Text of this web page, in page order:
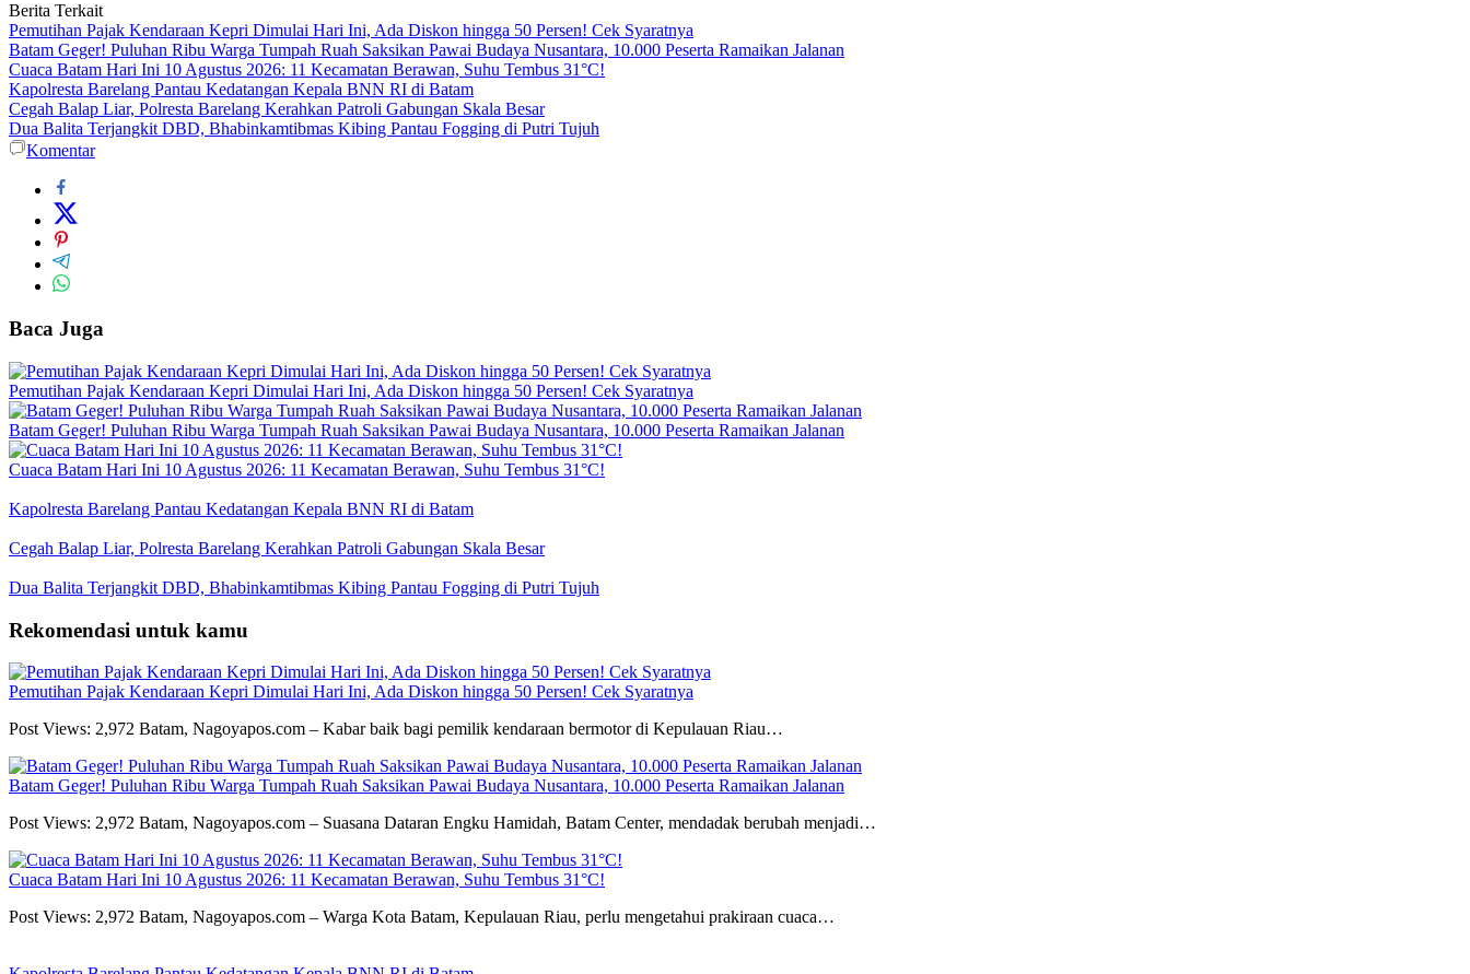
Berita Terkait
Pemutihan Pajak Kendaraan Kepri Dimulai Hari Ini, Ada Diskon hingga 50 Persen! Cek Syaratnya
Batam Geger! Puluhan Ribu Warga Tumpah Ruah Saksikan Pawai Budaya Nusantara, 10.000 Peserta Ramaikan Jalanan
Cuaca Batam Hari Ini 10 Agustus 2026: 11 Kecamatan Berawan, Suhu Tembus 31°C!
Kapolresta Barelang Pantau Kedatangan Kepala BNN RI di Batam
Cegah Balap Liar, Polresta Barelang Kerahkan Patroli Gabungan Skala Besar
Dua Balita Terjangkit DBD, Bhabinkamtibmas Kibing Pantau Fogging di Putri Tujuh
Komentar
Baca Juga
Pemutihan Pajak Kendaraan Kepri Dimulai Hari Ini, Ada Diskon hingga 50 Persen! Cek Syaratnya
Batam Geger! Puluhan Ribu Warga Tumpah Ruah Saksikan Pawai Budaya Nusantara, 10.000 Peserta Ramaikan Jalanan
Cuaca Batam Hari Ini 10 Agustus 2026: 11 Kecamatan Berawan, Suhu Tembus 31°C!
Kapolresta Barelang Pantau Kedatangan Kepala BNN RI di Batam
Cegah Balap Liar, Polresta Barelang Kerahkan Patroli Gabungan Skala Besar
Dua Balita Terjangkit DBD, Bhabinkamtibmas Kibing Pantau Fogging di Putri Tujuh
Rekomendasi untuk kamu
Pemutihan Pajak Kendaraan Kepri Dimulai Hari Ini, Ada Diskon hingga 50 Persen! Cek Syaratnya
Post Views: 2,972 Batam, Nagoyapos.com – Kabar baik bagi pemilik kendaraan bermotor di Kepulauan Riau…
Batam Geger! Puluhan Ribu Warga Tumpah Ruah Saksikan Pawai Budaya Nusantara, 10.000 Peserta Ramaikan Jalanan
Post Views: 2,972 Batam, Nagoyapos.com – Suasana Dataran Engku Hamidah, Batam Center, mendadak berubah menjadi…
Cuaca Batam Hari Ini 10 Agustus 2026: 11 Kecamatan Berawan, Suhu Tembus 31°C!
Post Views: 2,972 Batam, Nagoyapos.com – Warga Kota Batam, Kepulauan Riau, perlu mengetahui prakiraan cuaca…